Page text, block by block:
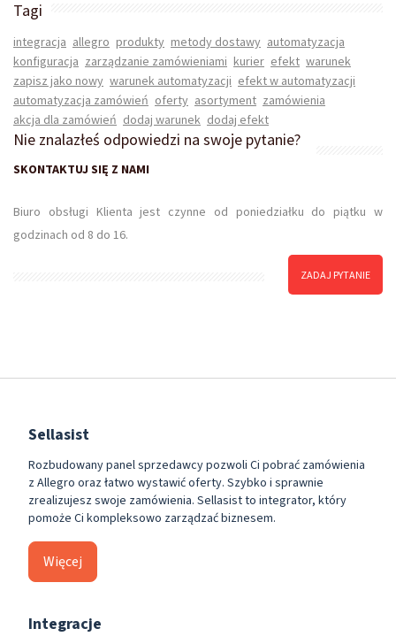
Tagi
integracja allegro produkty metody dostawy automatyzacja
konfiguracja zarządzanie zamówieniami kurier efekt warunek
zapisz jako nowy warunek automatyzacji efekt w automatyzacji
automatyzacja zamówień oferty asortyment zamówienia
akcja dla zamówień dodaj warunek dodaj efekt
Nie znalazłeś odpowiedzi na swoje pytanie?
SKONTAKTUJ SIĘ Z NAMI
Biuro obsługi Klienta jest czynne od poniedziałku do piątku w
godzinach od 8 do 16.
ZADAJ PYTANIE
Sellasist
Rozbudowany panel sprzedawcy pozwoli Ci pobrać zamówienia
z Allegro oraz łatwo wystawić oferty. Szybko i sprawnie
zrealizujesz swoje zamówienia. Sellasist to integrator, który
pomoże Ci kompleksowo zarządzać biznesem.
Więcej
Integracje